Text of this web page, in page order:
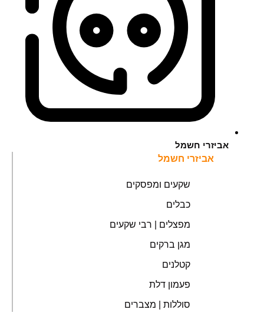
אביזרי חשמל
אביזרי חשמל
שקעים ומפסקים
כבלים
מפצלים | רבי שקעים
מגן ברקים
קטלנים
פעמון דלת
סוללות | מצברים